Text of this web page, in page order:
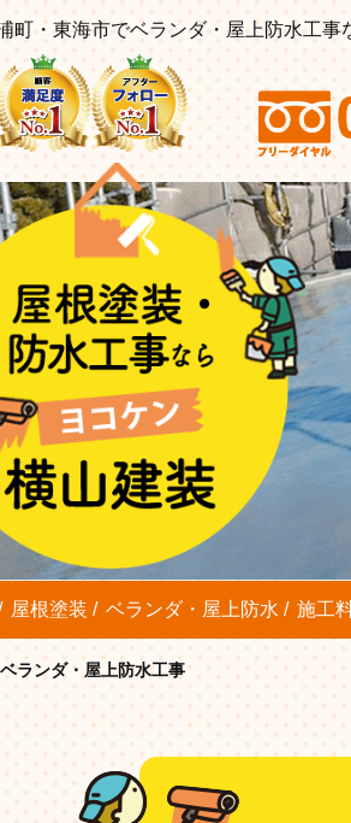
屋根塗装 ベランダ・屋上防水 施工
町・東海市でベランダ・屋上防水工事
ベランダ・屋上防水工事